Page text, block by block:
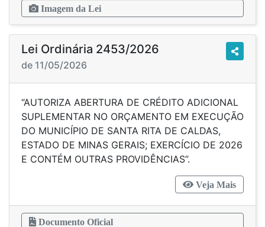
Imagem da Lei
Lei Ordinária 2453/2026
de 11/05/2026
“AUTORIZA ABERTURA DE CRÉDITO ADICIONAL
SUPLEMENTAR NO ORÇAMENTO EM EXECUÇÃO
DO MUNICÍPIO DE SANTA RITA DE CALDAS,
ESTADO DE MINAS GERAIS; EXERCÍCIO DE 2026
E CONTÉM OUTRAS PROVIDÊNCIAS”.
Veja Mais
Documento Oficial